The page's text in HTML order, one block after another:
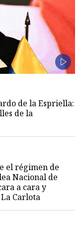
de la Espriella:
de la
el régimen de
Nacional de
a cara y
Carlota